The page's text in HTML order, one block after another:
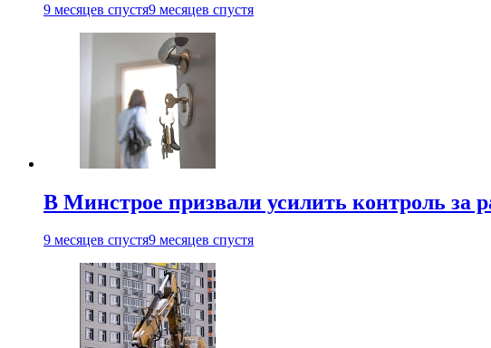
9 месяцев спустя9 месяцев спустя
В Минстрое призвали усилить контроль за
9 месяцев спустя9 месяцев спустя